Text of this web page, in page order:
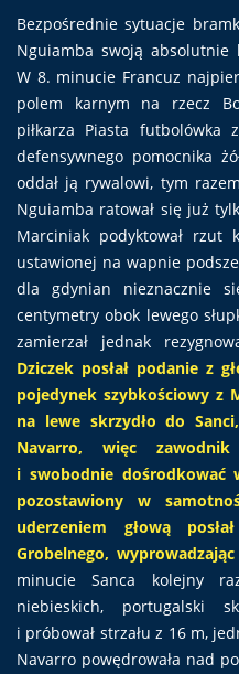
Bezpośrednie sytuacje
Nguiamba swoją
W 8. minucie Francuz
polem karnym na rzecz
piłkarza Piasta futbolówka
defensywnego pomocnika
oddał ją rywalowi, tym
Nguiamba ratował się już
Marciniak podyktował rzut
ustawionej na wapnie
dla gdynian nieznacznie
centymetry obok lewego
zamierzał jednak
Dziczek posłał podanie z
pojedynek szybkościowy z
na lewe skrzydło do
Navarro, więc
i swobodnie dośrodkować
pozostawiony w
uderzeniem głową
Grobelnego,
minucie Sanca kolejny
niebieskich, portugalski
i próbował strzału z 16 m,
Navarro powędrowała nad